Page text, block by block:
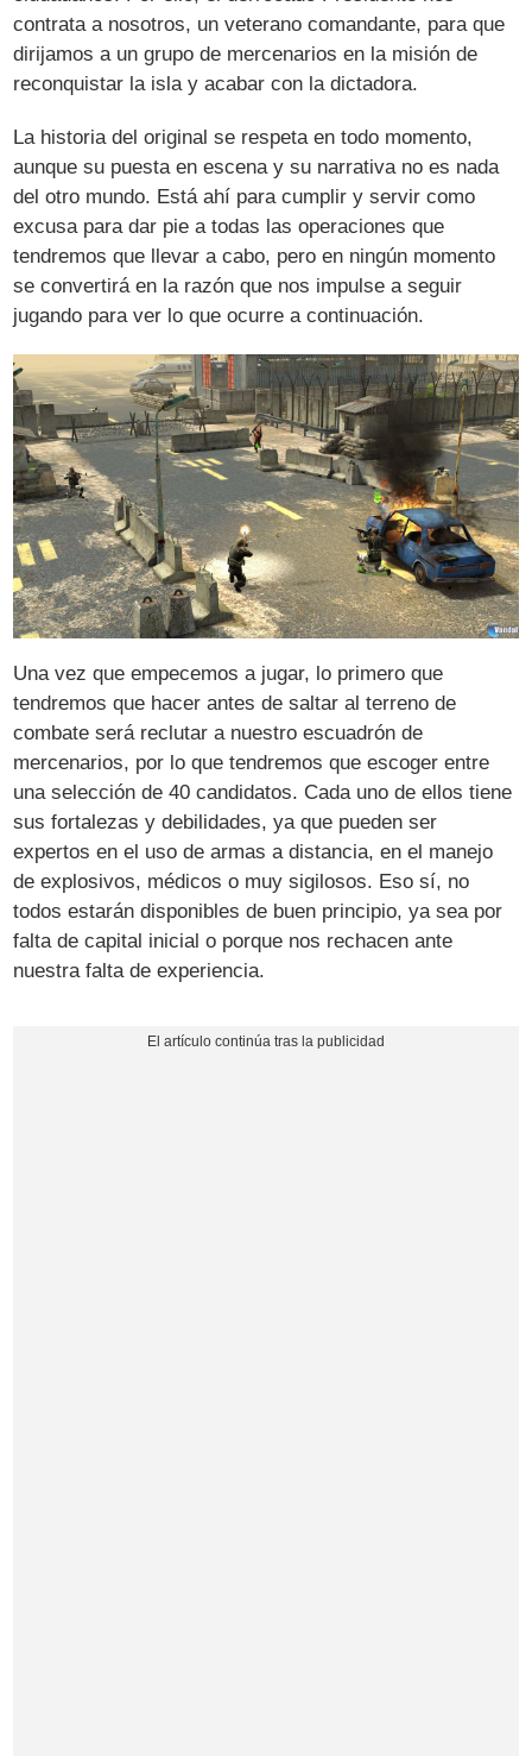
contrata a nosotros, un veterano comandante, para que
dirijamos a un grupo de mercenarios en la misión de
reconquistar la isla y acabar con la dictadora.
La historia del original se respeta en todo momento,
aunque su puesta en escena y su narrativa no es nada
del otro mundo. Está ahí para cumplir y servir como
excusa para dar pie a todas las operaciones que
tendremos que llevar a cabo, pero en ningún momento
se convertirá en la razón que nos impulse a seguir
jugando para ver lo que ocurre a continuación.
Una vez que empecemos a jugar, lo primero que
tendremos que hacer antes de saltar al terreno de
combate será reclutar a nuestro escuadrón de
mercenarios, por lo que tendremos que escoger entre
una selección de 40 candidatos. Cada uno de ellos tiene
sus fortalezas y debilidades, ya que pueden ser
expertos en el uso de armas a distancia, en el manejo
de explosivos, médicos o muy sigilosos. Eso sí, no
todos estarán disponibles de buen principio, ya sea por
falta de capital inicial o porque nos rechacen ante
nuestra falta de experiencia.